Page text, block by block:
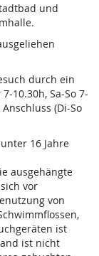
und
durch ein
10.30h, Sa-So 7-
(Di-So
16 Jahre
ausgehängte
vor
von
ist
ist nicht